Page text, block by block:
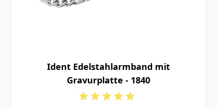
Ident Edelstahlarmband mit
Gravurplatte - 1840